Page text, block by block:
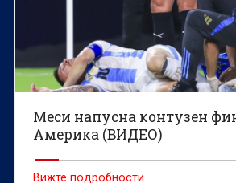
Меси напусна контузен
Америка (ВИДЕО)
Вижте подробности